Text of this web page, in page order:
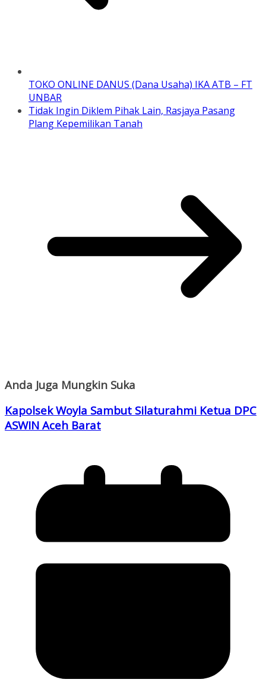
TOKO ONLINE DANUS (Dana Usaha) IKA ATB – FT
UNBAR
Tidak Ingin Diklem Pihak Lain, Rasjaya Pasang
Plang Kepemilikan Tanah
Anda Juga Mungkin Suka
Kapolsek Woyla Sambut Silaturahmi Ketua DPC
ASWIN Aceh Barat